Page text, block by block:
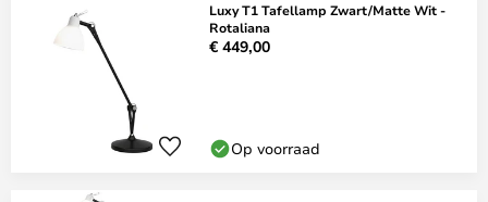
Luxy T1 Tafellamp Zwart/Matte Wit -
Rotaliana
€ 449,00
Op voorraad